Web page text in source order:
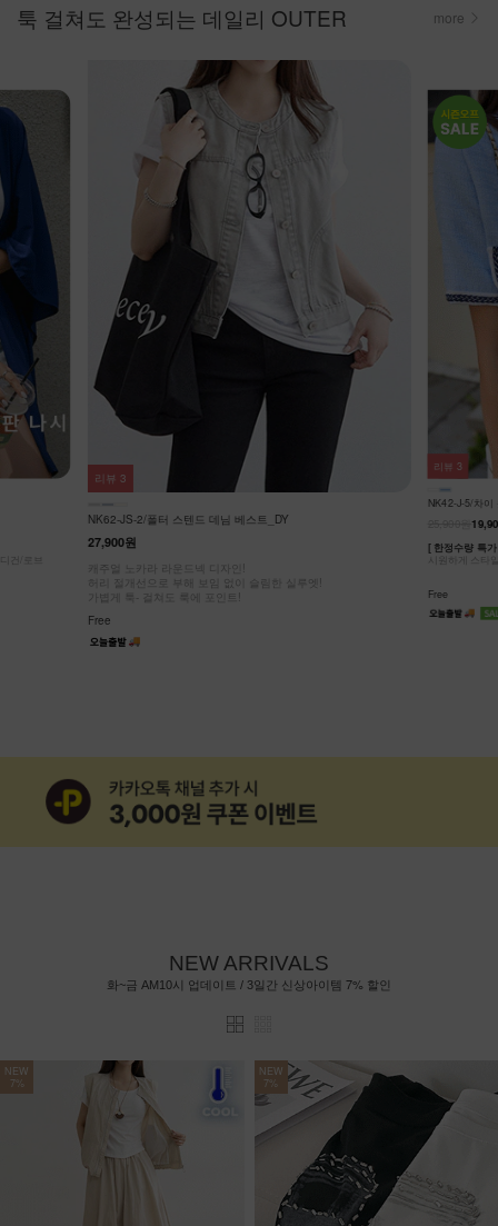
툭 걸쳐도 완성되는 데일리 OUTER more
건/로브
NK62-JS-2/폴터 스텐드 데님 베스트_DY
27,900원
캐주얼 노카라 라운드넥 디자인!
허리 절개선으로 부해 보임 없이 슬림한 실루엣!
가볍게 툭- 걸쳐도 룩에 포인트!
Free
리뷰 3
NK42-J-5/차이
[ 한정수량 특
시원하게 스
Free
리뷰 3
NEW ARRIVALS
화~금 AM10시 업데이트 / 3일간 신상아이템 7% 할인
NEW
7%
NEW
7%